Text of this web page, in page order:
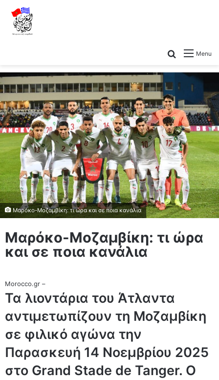
Menu
Μαρόκο-Μοζαμβίκη: τι ώρα και σε ποια κανάλια
Μαρόκο-Μοζαμβίκη: τι ώρα
και σε ποια κανάλια
Morocco.gr –
Τα λιοντάρια του Άτλαντα
αντιμετωπίζουν τη Μοζαμβίκη
σε φιλικό αγώνα την
Παρασκευή 14 Νοεμβρίου 2025
στο Grand Stade de Tanger. Ο